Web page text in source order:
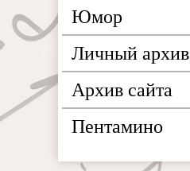
Юмор
Личный архив
Архив сайта
Пентамино